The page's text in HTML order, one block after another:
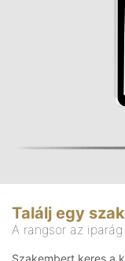
Találj egy
A rangsor az
Szakembert keres a